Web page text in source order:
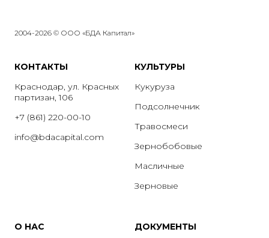
2004-2026 © ООО «БДА Капитал»
КОНТАКТЫ
Краснодар, ул. Красных
партизан, 106
+7 (861) 220-00-10
info@bdacapital.com
КУЛЬТУРЫ
Кукуруза
Подсолнечник
Травосмеси
Зернобобовые
Масличные
Зерновые
О НАС
ДОКУМЕНТЫ